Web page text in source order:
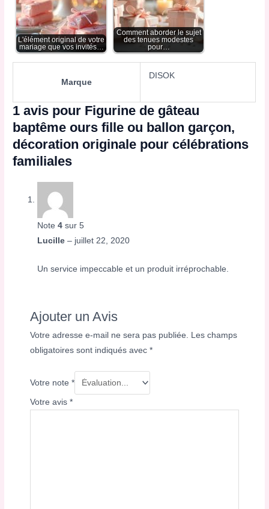
L'élément original de votre
mariage que vos invités…
Comment aborder le sujet
des tenues modestes
pour…
Marque
DISOK
1 avis pour Figurine de gâteau
baptême ours fille ou ballon garçon,
décoration originale pour célébrations
familiales
Note4 sur 5
Lucille– juillet 22, 2020
Un service impeccable et un produit irréprochable.
Ajouter un Avis
Votre adresse e-mail ne sera pas publiée. Les champs
obligatoires sont indiqués avec*
Votre note*
Votre avis*